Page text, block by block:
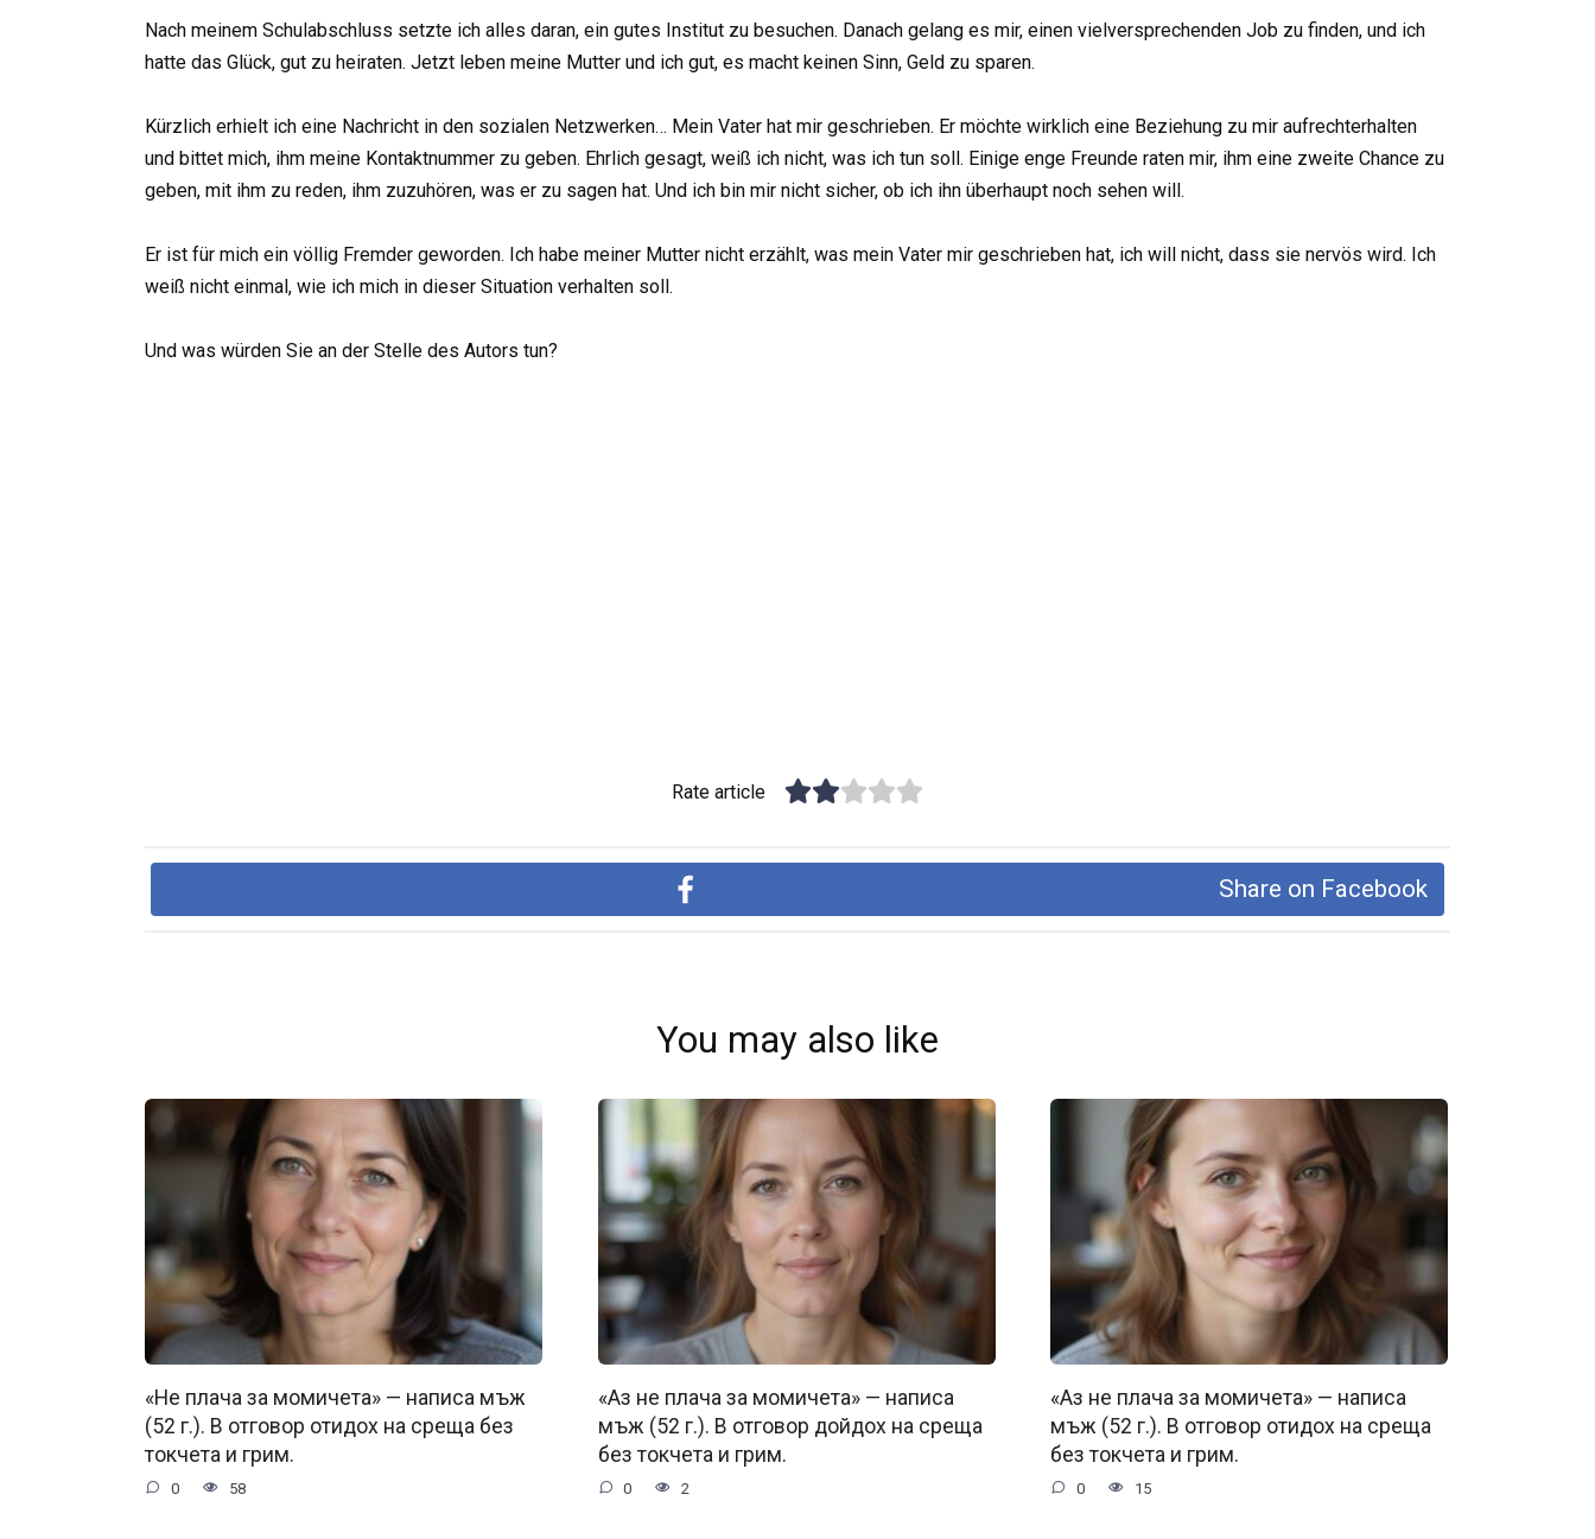
Nach meinem Schulabschluss setzte ich alles daran, ein gutes Institut zu besuchen. Danach gelang es mir, einen vielversprechenden Job zu finden, und ich
hatte das Glück, gut zu heiraten. Jetzt leben meine Mutter und ich gut, es macht keinen Sinn, Geld zu sparen.
Kürzlich erhielt ich eine Nachricht in den sozialen Netzwerken… Mein Vater hat mir geschrieben. Er möchte wirklich eine Beziehung zu mir aufrechterhalten
und bittet mich, ihm meine Kontaktnummer zu geben. Ehrlich gesagt, weiß ich nicht, was ich tun soll. Einige enge Freunde raten mir, ihm eine zweite Chance zu
geben, mit ihm zu reden, ihm zuzuhören, was er zu sagen hat. Und ich bin mir nicht sicher, ob ich ihn überhaupt noch sehen will.
Er ist für mich ein völlig Fremder geworden. Ich habe meiner Mutter nicht erzählt, was mein Vater mir geschrieben hat, ich will nicht, dass sie nervös wird. Ich
weiß nicht einmal, wie ich mich in dieser Situation verhalten soll.
Und was würden Sie an der Stelle des Autors tun?
Rate article
Share on Facebook
You may also like
«Не плача за момичета» — написа мъж
(52 г.). В отговор отидох на среща без
токчета и грим.
0 58
«Аз не плача за момичета» — написа
мъж (52 г.). В отговор дойдох на среща
без токчета и грим.
0 2
«Аз не плача за момичета» — написа
мъж (52 г.). В отговор отидох на среща
без токчета и грим.
0 15